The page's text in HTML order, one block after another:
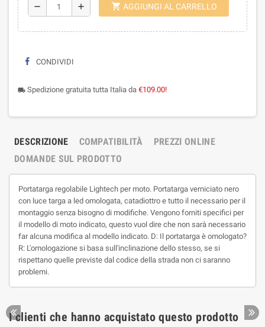
remove add shopping_cart AGGIUNGI AL CARRELLO
CONDIVIDI
local_shipping Spedizione gratuita tutta Italia da €109.00!
DESCRIZIONE COMPATIBILITÀ
PREZZI ONLINE
DOMANDE SUL PRODOTTO
Portatarga regolabile Lightech per moto. Portatarga verniciato nero
con luce targa a led omologata, catadiottro e tutto il necessario per il
montaggio senza bisogno di modifiche. Vengono forniti specifici per
il modello di moto indicato, questo vuol dire che non sarà necessario
far alcuna modifica al modello indicato. D: Il portatarga è omologato?
R: L'omologazione si basa sull'inclinazione dello stesso, se si
rispettano quelle previste dal codice della strada non ci saranno
problemi.
I clienti che hanno acquistato questo prodotto